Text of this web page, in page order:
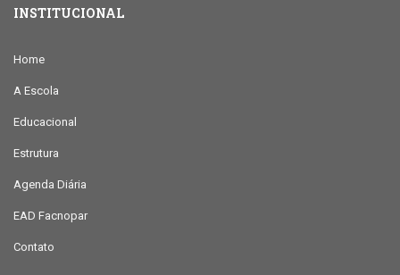
INSTITUCIONAL
Home
A Escola
Educacional
Estrutura
Agenda Diária
EAD Facnopar
Contato